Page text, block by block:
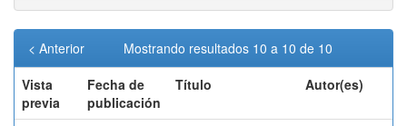
Mostrando resultados 10 a 10 de 10
< Anterior
Vista
previa
Fecha de
publicación
Título Autor(es)